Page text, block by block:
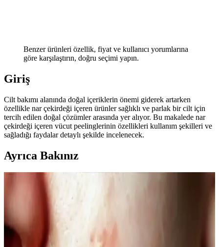
Benzer ürünleri özellik, fiyat ve kullanıcı yorumlarına
göre karşılaştırın, doğru seçimi yapın.
Giriş
Cilt bakımı alanında doğal içeriklerin önemi giderek artarken
özellikle nar çekirdeği içeren ürünler sağlıklı ve parlak bir cilt için
tercih edilen doğal çözümler arasında yer alıyor. Bu makalede nar
çekirdeği içeren vücut peelinglerinin özellikleri kullanım şekilleri ve
sağladığı faydalar detaylı şekilde incelenecek.
Ayrıca Bakınız
Kahve Siyah ve Yarı Kalıcı Saç Renkleri: Doğal ve
Güncel Bir Tercih Rehberi
kolaylığı sunar. Bu rehberde renk özellikleri, uygulama ve bakım
ipuçlarıyla saçınıza şıklık katın.